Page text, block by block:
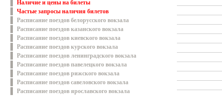
Наличие и цены на билеты
Частые запросы наличия билетов
Расписание поездов белорусского вокзала
Расписание поездов казанского вокзала
Расписание поездов киевского вокзала
Расписание поездов курского вокзала
Расписание поездов ленинградского вокзала
Расписание поездов павелецкого вокзала
Расписание поездов рижского вокзала
Расписание поездов савеловского вокзала
Расписание поездов ярославского вокзала